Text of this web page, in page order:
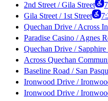
2nd Street / Gila Street
Gila Street / 1st Street
Quechan Drive / Across
Paradise Casino / Agnes
Quechan Drive / Sapphire
Across Quechan
Baseline Road / San
Ironwood Drive /
Ironwood Drive /